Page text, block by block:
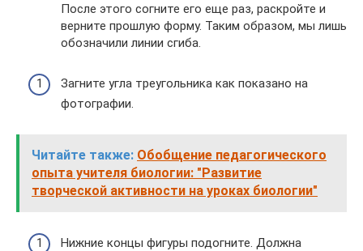
После этого согните его еще раз, раскройте и
верните прошлую форму. Таким образом, мы лишь
обозначили линии сгиба.
Загните угла треугольника как показано на
фотографии.
Читайте также: Обобщение педагогического
опыта учителя биологии: "Развитие
творческой активности на уроках биологии"
Нижние концы фигуры подогните. Должна